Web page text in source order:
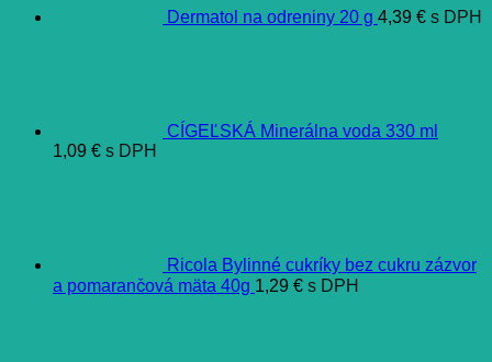
Dermatol na odreniny 20 g 4,39 € s DPH
CÍGEĽSKÁ Minerálna voda 330 ml
1,09 € s DPH
Ricola Bylinné cukríky bez cukru zázvor
a pomarančová mäta 40g 1,29 € s DPH